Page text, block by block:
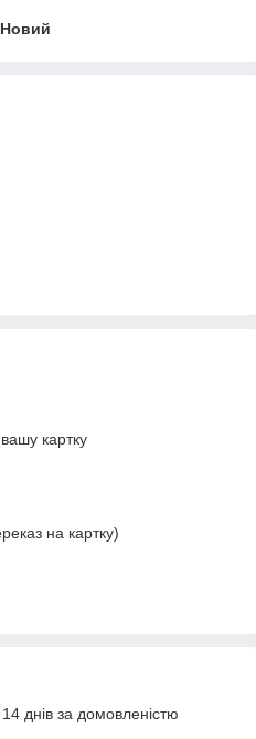
Новий
картку
на картку)
днів за домовленістю